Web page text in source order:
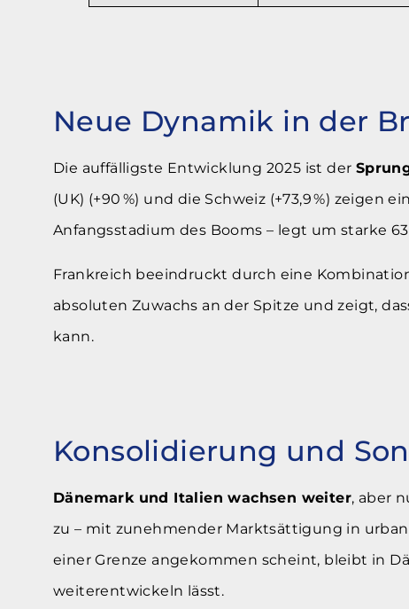
Neue Dynamik in der
Die auffälligste Entwicklung 2025 ist der
(UK) (+90 %) und die Schweiz (+73,9 %)
Anfangsstadium des Booms – legt um starke
Frankreich beeindruckt durch eine
absoluten Zuwachs an der Spitze und zeigt,
kann.
Konsolidierung und
Dänemark und Italien wachsen weiter, aber
zu – mit zunehmender Marktsättigung in
einer Grenze angekommen scheint, bleibt in
weiterentwickeln lässt.